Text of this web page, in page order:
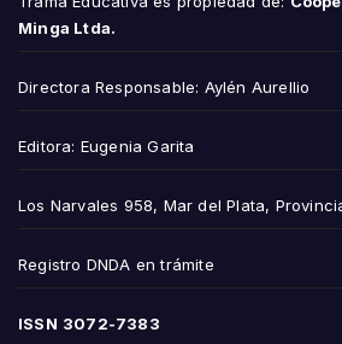
Minga Ltda.
Directora Responsable: Aylén Aurellio
Editora: Eugenia Garita
Los Narvales 958, Mar del Plata,
Registro DNDA en trámite
ISSN 3072-7383